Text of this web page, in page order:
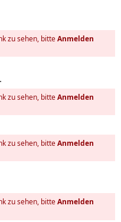
zu sehen, bitteAnmelden
zu sehen, bitteAnmelden
zu sehen, bitteAnmelden
zu sehen, bitteAnmelden